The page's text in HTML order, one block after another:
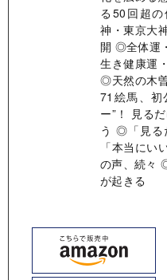
る50回超
神・東京大
開 ◎全体運
生き健康運
◎天然の木
71絵馬、
ー”！ 見る
う ◎「見る
「本当にい
の声、続々
が起きる